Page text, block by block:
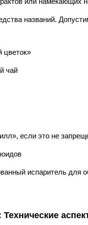
названий.
цветок»
чай
если это не
испаритель для